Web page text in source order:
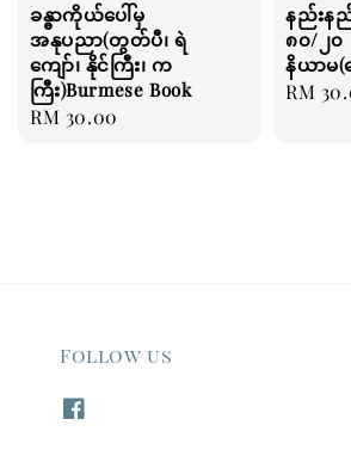
ခန္ဓာကိုယ်ပေါ်မှ
အနုပညာ(တွတ်ပီ၊ ရဲ
ကျော်၊ နိုင်ကြီး၊ က
ကြီး)Burmese Book
Regular
RM 30.00
နည်းနည်
၈၀/၂၀
နိယာမ
RM
Follow us